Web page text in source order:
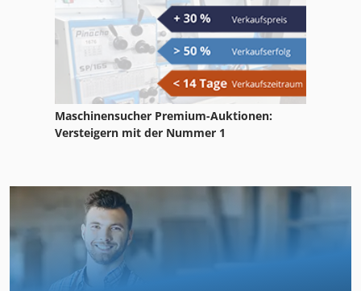
Maschinensucher Premium-Auktionen:
Versteigern mit der Nummer 1